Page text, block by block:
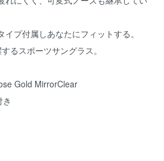
プ付属しあなたにフィットする。
るスポーツサングラス。
Gold MirrorClear